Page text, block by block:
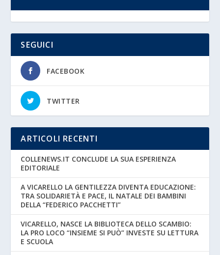
SEGUICI
FACEBOOK
TWITTER
ARTICOLI RECENTI
COLLENEWS.IT CONCLUDE LA SUA ESPERIENZA
EDITORIALE
A VICARELLO LA GENTILEZZA DIVENTA EDUCAZIONE:
TRA SOLIDARIETÀ E PACE, IL NATALE DEI BAMBINI
DELLA “FEDERICO PACCHETTI”
VICARELLO, NASCE LA BIBLIOTECA DELLO SCAMBIO:
LA PRO LOCO “INSIEME SI PUÒ” INVESTE SU LETTURA
E SCUOLA